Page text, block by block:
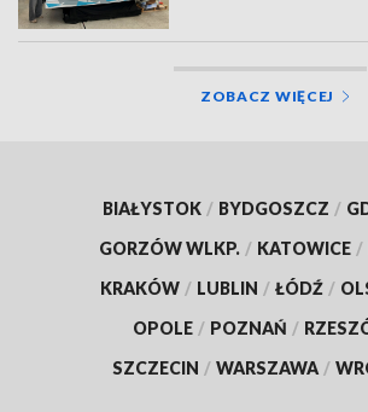
ZOBACZ WIĘCEJ
BIAŁYSTOK / BYDGOSZCZ /
GORZÓW WLKP. / KATOWICE /
KRAKÓW / LUBLIN / ŁÓDŹ /
OPOLE / POZNAŃ /
SZCZECIN / WARSZAWA /